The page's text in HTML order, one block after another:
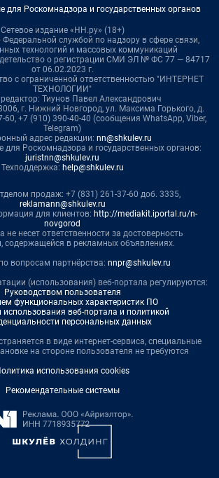
для Роскомнадзора и государственных органов
Сетевое издание «НН.ру» (18+)
Федеральной службой по надзору в сфере связи,
технологий и массовых коммуникаций
о регистрации СМИ ЭЛ № ФС 77 — 84717
от 06.02.2023 г.
с ограниченной ответственностью "ИНТЕРНЕТ
ТЕХНОЛОГИИ"
Тиунов Павел Александрович
г. Нижний Новгород, ул. Максима Горького, д.
60, +7 (910) 390-40-40 (сообщения WhatsApp, Viber,
Telegram)
адрес редакции: nn@shkulev.ru
для Роскомнадзора и государственных органов:
juristnn@shkulev.ru
Техподдержка: help@shkulev.ru
продаж: +7 (831) 261-37-60 доб. 3335,
reklamann@shkulev.ru
для клиентов: http://mediakit.iportal.ru/n-
novgorod
не несет ответственности за достоверность
содержащейся в рекламных объявлениях.
вопросам партнёрства: nnpr@shkulev.ru
(использования) веб-портала регулируются:
Руководством пользователя
функциональных характеристик ПО
веб-портала и политикой
персональных данных
в виде интернет-сервиса, специальные
на стороне пользователя не требуются
использования cookies
Рекомендательные системы